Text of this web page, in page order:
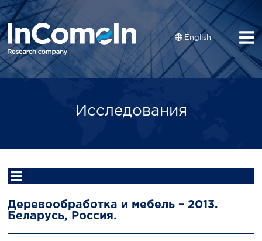
English
Исследования
Деревообработка и мебель – 2013.
Беларусь, Россия.